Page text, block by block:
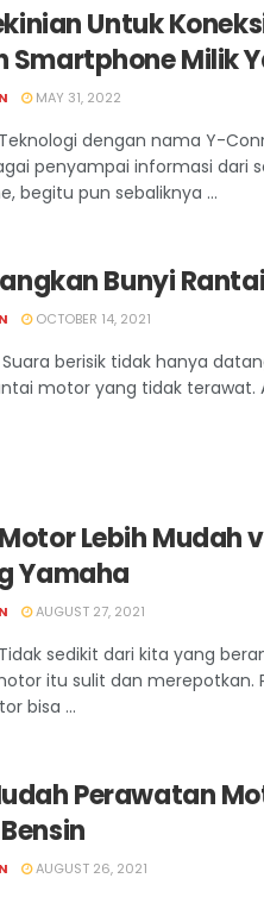
Untuk
Smartphone Milik
MAY 31, 2022
Teknologi dengan nama Y-
penyampai informasi dari
begitu pun sebaliknya ...
Bunyi
OCTOBER 14, 2021
Suara berisik tidak hanya
motor yang tidak terawat.
Lebih Mudah
Yamaha
AUGUST 27, 2021
Tidak sedikit dari kita yang
itu sulit dan merepotkan.
bisa ...
Perawatan
AUGUST 26, 2021